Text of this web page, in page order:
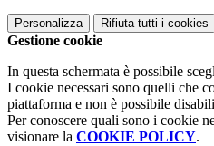
Personalizza Rifiuta tutti i cookies
Gestione cookie
In questa schermata è possibile
I cookie necessari sono quelli che
piattaforma e non è possibile
Per conoscere quali sono i cookie
visionare la COOKIE POLICY.